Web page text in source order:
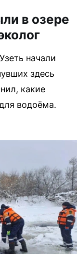
в озере
начали
здесь
какие
водоёма.